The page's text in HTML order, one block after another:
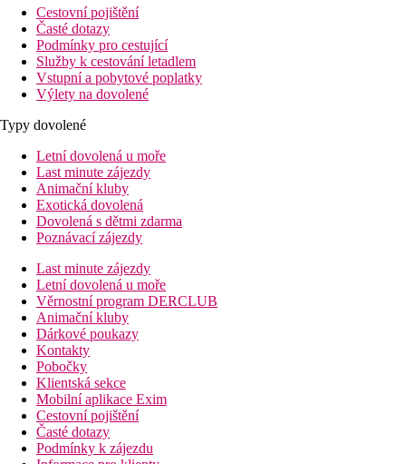
Cestovní pojištění
Časté dotazy
Podmínky pro cestující
Služby k cestování letadlem
Vstupní a pobytové poplatky
Výlety na dovolené
Typy dovolené
Letní dovolená u moře
Last minute zájezdy
Animační kluby
Exotická dovolená
Dovolená s dětmi zdarma
Poznávací zájezdy
Last minute zájezdy
Letní dovolená u moře
Věrnostní program DERCLUB
Animační kluby
Dárkové poukazy
Kontakty
Pobočky
Klientská sekce
Mobilní aplikace Exim
Cestovní pojištění
Časté dotazy
Podmínky k zájezdu